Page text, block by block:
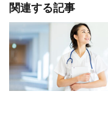
関連する記事